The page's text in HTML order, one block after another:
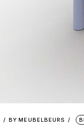
BY MEUBELBEURS